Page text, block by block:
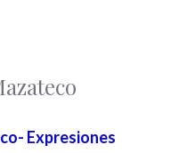
Expresiones